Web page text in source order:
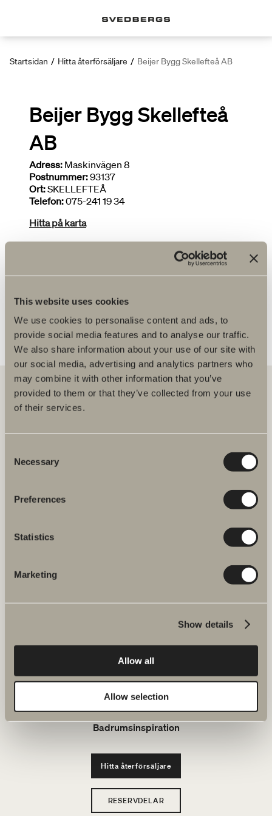
This website uses cookies
We use cookies to personalise content and ads, to
provide social media features and to analyse our traffic.
We also share information about your use of our site with
our social media, advertising and analytics partners who
may combine it with other information that you’ve
provided to them or that they’ve collected from your use
of their services.
Selection
Necessary
Preferences
Statistics
Marketing
Show details
Allow all
Allow selection
Startsidan / Hitta återförsäljare / Beijer Bygg Skellefteå AB
Beijer Bygg Skellefteå
AB
Adress: Maskinvägen 8
Postnummer:93137
Ort:SKELLEFTEÅ
Telefon:075-241 19 34
Hitta på karta
Deltar i kampanjer
Svedbergs i Dalstorp AB
Verkstadsvägen 1
Svedbergs kundservice.
Hållbarhet
Badrumsinspiration
Hitta återförsäljare
RESERVDELAR